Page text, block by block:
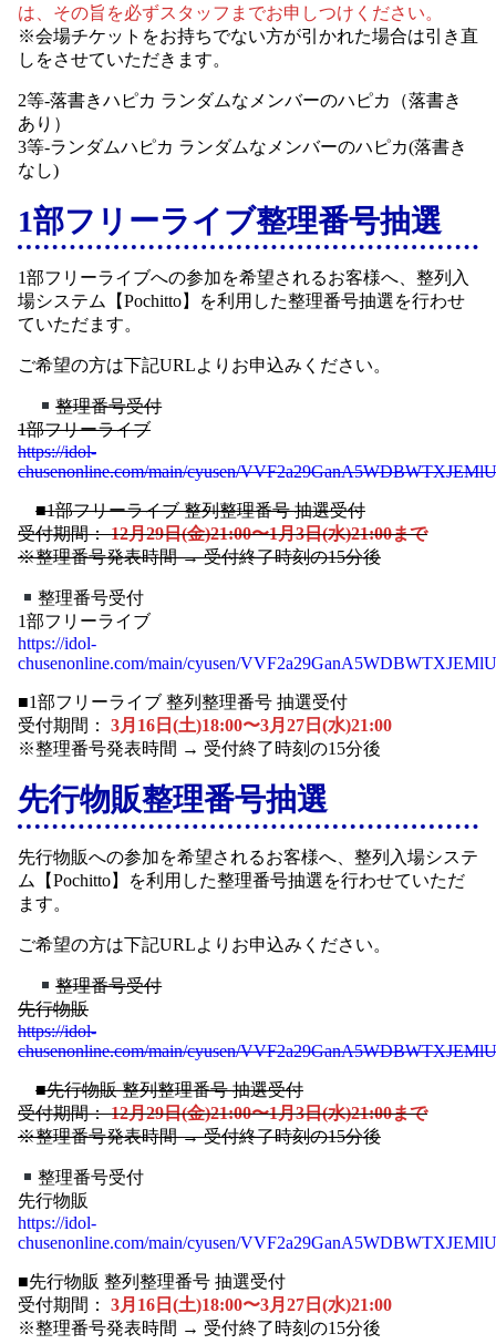
は、その旨を必ずスタッフまでお申しつけください。
※会場チケットをお持ちでない方が引かれた場合は引き直
しをさせていただきます。
2等-落書きハピカ ランダムなメンバーのハピカ（落書き
あり）
3等-ランダムハピカ ランダムなメンバーのハピカ(落書き
なし)
1部フリーライブ整理番号抽選
1部フリーライブへの参加を希望されるお客様へ、整列入
場システム【Pochitto】を利用した整理番号抽選を行わせ
ていただます。
ご希望の方は下記URLよりお申込みください。
整理番号受付
1部フリーライブ
https://idol-
chusenonline.com/main/cyusen/
■1部フリーライブ 整列整理番号 抽選受付
受付期間：12月29日(金)21:00〜1月3日(水)21:00まで
※整理番号発表時間 → 受付終了時刻の15分後
整理番号受付
1部フリーライブ
https://idol-
chusenonline.com/main/cyusen/
■1部フリーライブ 整列整理番号 抽選受付
受付期間： 3月16日(土)18:00〜3月27日(水)21:00
※整理番号発表時間 → 受付終了時刻の15分後
先行物販整理番号抽選
先行物販への参加を希望されるお客様へ、整列入場システ
ム【Pochitto】を利用した整理番号抽選を行わせていただ
ます。
ご希望の方は下記URLよりお申込みください。
整理番号受付
先行物販
https://idol-
chusenonline.com/main/cyusen/
■先行物販 整列整理番号 抽選受付
受付期間：12月29日(金)21:00〜1月3日(水)21:00まで
※整理番号発表時間 → 受付終了時刻の15分後
整理番号受付
先行物販
https://idol-
chusenonline.com/main/cyusen/
■先行物販 整列整理番号 抽選受付
受付期間： 3月16日(土)18:00〜3月27日(水)21:00
※整理番号発表時間 → 受付終了時刻の15分後